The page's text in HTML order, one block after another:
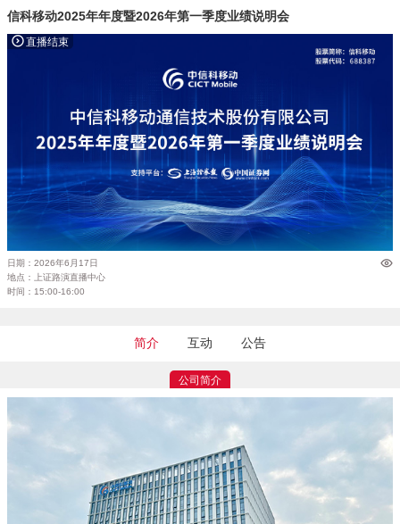
信科移动2025年年度暨2026年第一季度业绩说明会
直播结束
日期：2026年6月17日
地点：上证路演直播中心
时间：15:00-16:00
简介 互动 公告
公司简介